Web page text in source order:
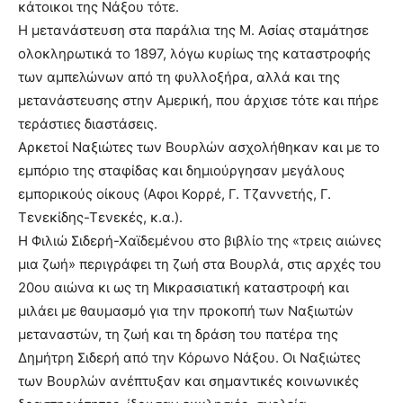
κάτοικοι της Νάξου τότε.
Η μετανάστευση στα παράλια της Μ. Ασίας σταμάτησε
ολοκληρωτικά το 1897, λόγω κυρίως της καταστροφής
των αμπελώνων από τη φυλλοξήρα, αλλά και της
μετανάστευσης στην Αμερική, που άρχισε τότε και πήρε
τεράστιες διαστάσεις.
Αρκετοί Ναξιώτες των Βουρλών ασχολήθηκαν και με το
εμπόριο της σταφίδας και δημιούργησαν μεγάλους
εμπορικούς οίκους (Αφοι Κορρέ, Γ. Τζαννετής, Γ.
Τενεκίδης-Τενεκές, κ.α.).
Η Φιλιώ Σιδερή-Χαϊδεμένου στο βιβλίο της «τρεις αιώνες
μια ζωή» περιγράφει τη ζωή στα Βουρλά, στις αρχές του
20ου αιώνα κι ως τη Μικρασιατική καταστροφή και
μιλάει με θαυμασμό για την προκοπή των Ναξιωτών
μεταναστών, τη ζωή και τη δράση του πατέρα της
Δημήτρη Σιδερή από την Κόρωνο Νάξου. Οι Ναξιώτες
των Βουρλών ανέπτυξαν και σημαντικές κοινωνικές